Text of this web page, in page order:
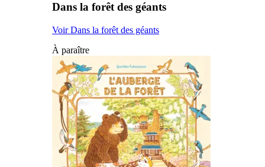
Dans la forêt des géants
Voir Dans la forêt des géants
À paraître